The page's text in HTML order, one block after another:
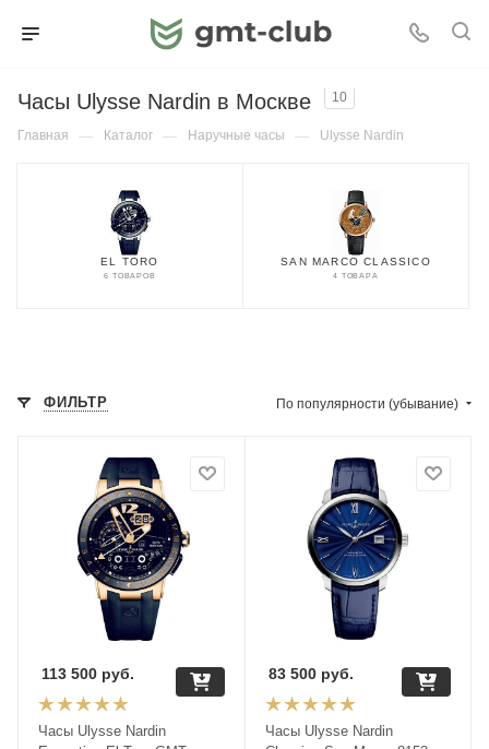
Часы Ulysse Nardin в Москве 10
Главная — Каталог — Наручные часы — Ulysse Nardin
EL TORO
6 ТОВАРОВ
SAN MARCO CLASSICO
4 ТОВАРА
ФИЛЬТР По популярности (убывание)
Часы Ulysse Nardin
113 500 руб.
Часы Ulysse Nardin
83 500руб.